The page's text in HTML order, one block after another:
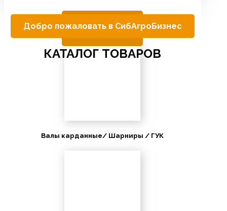
Добро пожаловать в СибАгроБизнес
КАТАЛОГ ТОВАРОВ
Валы карданные/ Шарниры / ГУК